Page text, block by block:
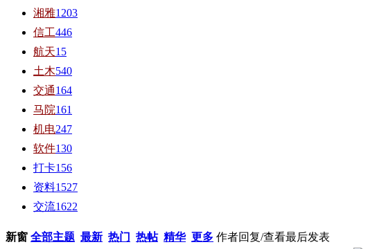
湘雅1203
信工446
航天15
土木540
交通164
马院161
机电247
软件130
打卡156
资料1527
交流1622
新窗 全部主题 最新 热门 热帖 精华 更多 作者回复/查看最后发表